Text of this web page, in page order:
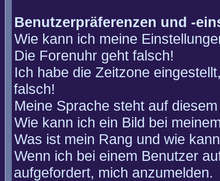
Benutzerpräferenzen und -
Wie kann ich meine
Die Forenuhr geht falsch!
Ich habe die Zeitzone
falsch!
Meine Sprache steht auf
Wie kann ich ein Bild bei
Was ist mein Rang und wie
Wenn ich bei einem Benutzer
aufgefordert, mich anzumelden.